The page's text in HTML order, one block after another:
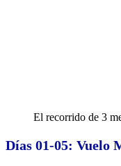
El recorrido de 3
Días 01-05: Vuelo